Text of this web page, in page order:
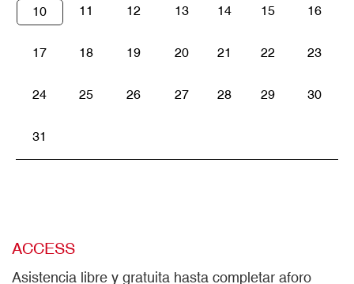
10 11 12 13 14 15 16
17 18 19 20 21 22 23
24 25 26 27 28 29 30
31
ACCESS
Asistencia libre y gratuita hasta completar aforo